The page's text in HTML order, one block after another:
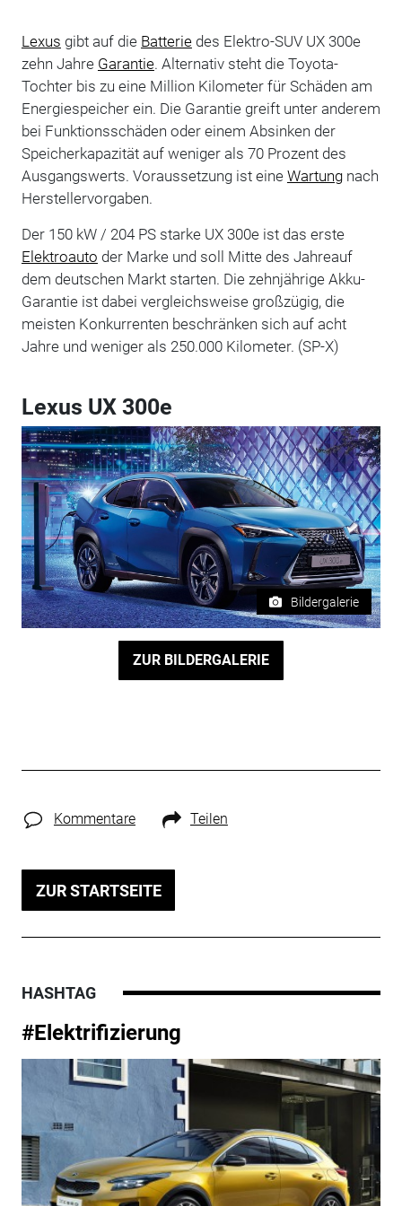
Lexus gibt auf die Batteriedes Elektro-SUV UX 300e
zehn Jahre Garantie. Alternativ steht die Toyota-
Tochter bis zu eine Million Kilometer für Schäden am
Energiespeicher ein. Die Garantie greift unter anderem
bei Funktionsschäden oder einem Absinken der
Speicherkapazität auf weniger als 70 Prozent des
Ausgangswerts. Voraussetzung ist eine Wartungnach
Herstellervorgaben.
Der 150 kW / 204 PS starke UX 300e ist das erste
Elektroauto der Marke und soll Mitte des Jahreauf
dem deutschen Markt starten. Die zehnjährige Akku-
Garantie ist dabei vergleichsweise großzügig, die
meisten Konkurrenten beschränken sich auf acht
Jahre und weniger als 250.000 Kilometer. (SP-X)
Lexus UX 300e
Bildergalerie
ZUR BILDERGALERIE
Kommentare Teilen
ZUR STARTSEITE
HASHTAG
#Elektrifizierung